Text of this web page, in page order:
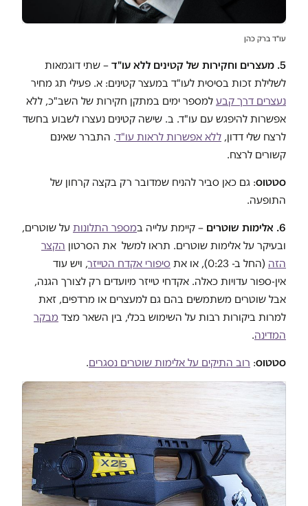
עו"ד ברק כהן
5. מעצרים וחקירות של קטינים ללא עו"ד
– שתי דוגמאות
לשלילת זכות בסיסית לעו"ד במעצר קטינים: א. פעילי תג מחיר
נעצרים דרך קבע למספר ימים במתקן חקירות של השב"כ, ללא
אפשרות להיפגש עם עו"ד. ב. שישה קטינים נעצרו לשבוע בחשד
לרצח שלי דדון, ללא אפשרות לראות עו"ד. התברר שאינם
קשורים לרצח.
סטטוס: גם כאן סביר להניח שמדובר רק בקצה קרחון של
התופעה.
6. אלימות שוטרים – קיימת עלייה במספר התלונות על שוטרים,
ובעיקר על אלימות שוטרים. תראו למשל את הסרטון הקצר
הזה (החל ב- 0:23), או את סיפורי אקדח הטייזר, ויש עוד
אין-ספור עדויות כאלה. אקדחי טייזר מיועדים רק לצורך הגנה,
אבל שוטרים משתמשים בהם גם למעצרים או מרדפים, זאת
למרות ביקורות רבות על השימוש בכלי, בין השאר מצד מבקר
המדינה.
סטטוס: רוב התיקים על אלימות שוטרים נסגרים.